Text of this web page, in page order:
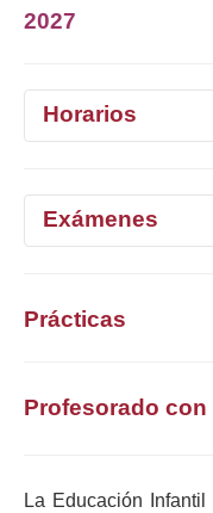
2027
Horarios
Selecciona
Exámenes
Prácticas
Profesorado
La Educación